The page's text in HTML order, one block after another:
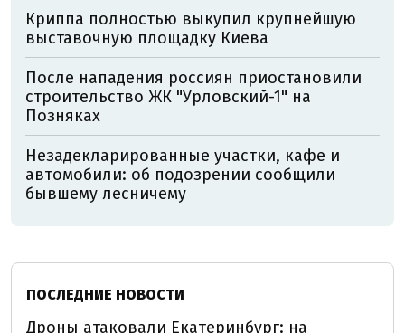
Криппа полностью выкупил крупнейшую
выставочную площадку Киева
После нападения россиян приостановили
строительство ЖК "Урловский-1" на
Позняках
Незадекларированные участки, кафе и
автомобили: об подозрении сообщили
бывшему лесничему
ПОСЛЕДНИЕ НОВОСТИ
Дроны атаковали Екатеринбург: на